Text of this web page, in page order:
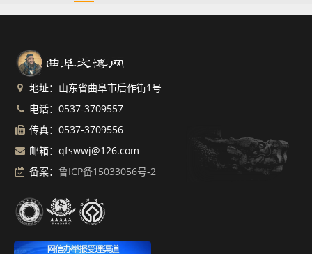
地址：山东省曲阜市后作街1号
电话：0537-3709557
传真：0537-3709556
邮箱：qfswwj@126.com
备案： 鲁ICP备15033056号-2